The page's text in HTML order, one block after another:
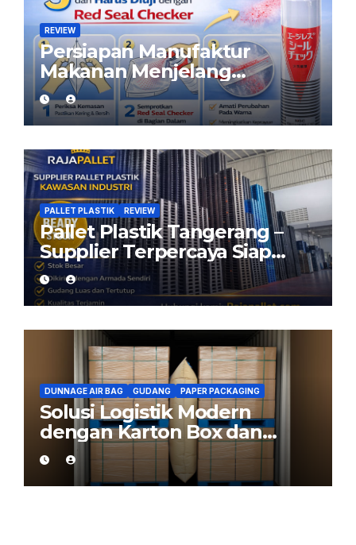
REVIEW
Persiapan Manufaktur
Makanan Menjelang
Ramadan: Pastikan Kemasan
Aman dengan Red Seal
Checker
PALLET PLASTIK REVIEW
Pallet Plastik Tangerang –
Supplier Terpercaya Siap
Kirim dari Cikarang
DUNNAGE AIR BAG GUDANG PAPER PACKAGING
Solusi Logistik Modern
dengan Karton Box dan
Dunnage Air Bag